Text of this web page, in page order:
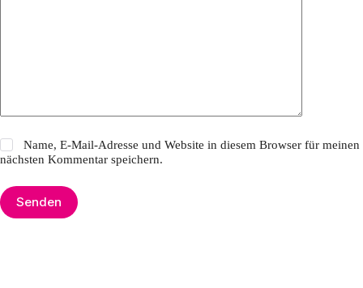
Name, E-Mail-Adresse und Website in diesem Browser für meinen
nächsten Kommentar speichern.
Senden